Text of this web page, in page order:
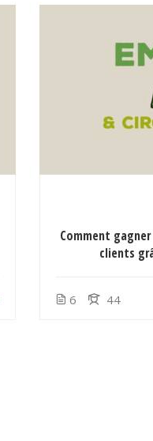
Comment
clients
6 44